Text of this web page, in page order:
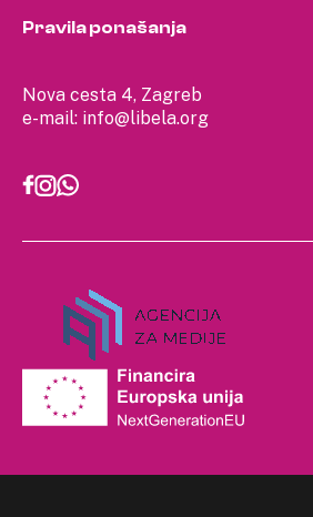
Nova cesta 4, Zagreb
e-mail: info@libela.org
Pravila ponašanja